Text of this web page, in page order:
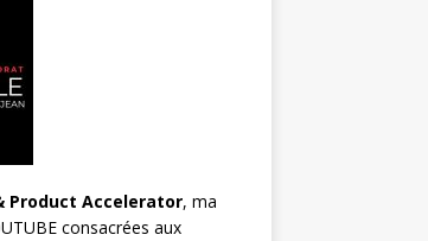
Product Accelerator, ma
consacrées aux